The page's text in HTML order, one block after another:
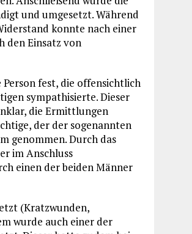
und umgesetzt. Während
konnte nach einer
den Einsatz von
fest, die offensichtlich
sympathisierte. Dieser
die Ermittlungen
der der sogenannten
genommen. Durch das
im Anschluss
einen der beiden Männer
(Kratzwunden,
wurde auch einer der